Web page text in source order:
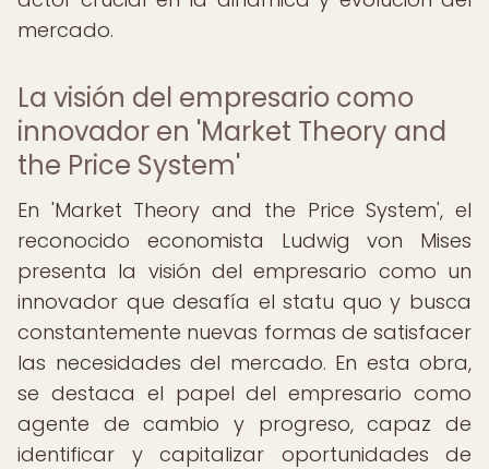
mercado.
La visión del empresario como
innovador en 'Market Theory and
the Price System'
En 'Market Theory and the Price System', el
reconocido economista Ludwig von Mises
presenta la visión del empresario como un
innovador que desafía el statu quo y busca
constantemente nuevas formas de satisfacer
las necesidades del mercado. En esta obra,
se destaca el papel del empresario como
agente de cambio y progreso, capaz de
identificar y capitalizar oportunidades de